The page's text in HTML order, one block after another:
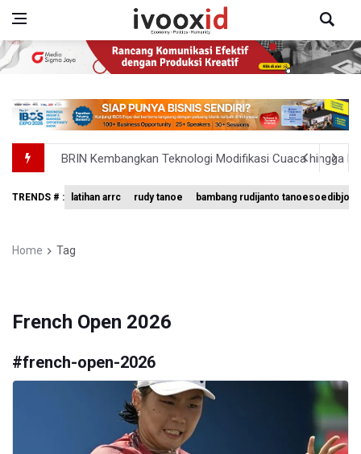
BRIN Kembangkan Teknologi Modifikasi Cuaca hingga
KPK Minta Bambang Rudijanto Tanoesoedibjo
BRIN Sebut Teknologi ANG Berpotensi Hemat Subsidi
TRENDS # : latihan arrc rudy tanoe bambang rudijanto tanoesoedibjo
Home Tag
French Open 2026
#french-open-2026